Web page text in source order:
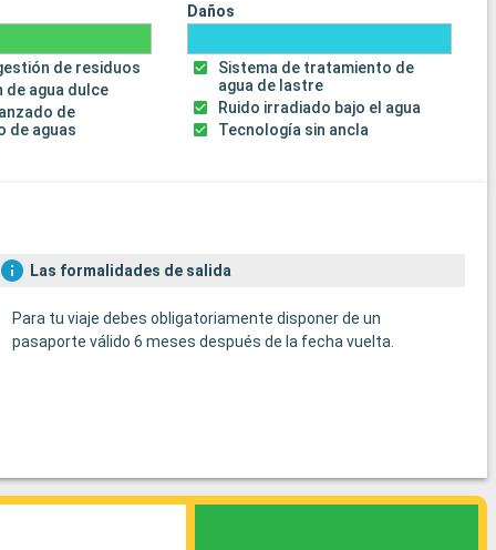
de residuos
de agua dulce
de
de aguas
Daños
Sistema de tratamiento de
agua de lastre
Ruido irradiado bajo el agua
Tecnología sin ancla
Las formalidades de salida
Para tu viaje debes obligatoriamente disponer de un
pasaporte válido 6 meses después de la fecha vuelta.